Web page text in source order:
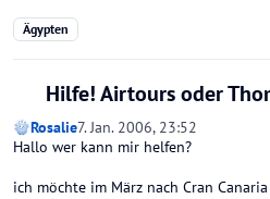
Ägypten
Hilfe! Airtours oder
Rosalie7. Jan. 2006, 23:52
Hallo wer kann mir helfen?
ich möchte im März nach Cran